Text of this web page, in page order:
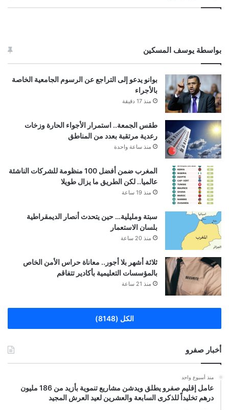
بواسطة يوسف المسكين
بوانو يدعو إلى التراجع عن الرسوم الجامعية الخاصة
بالأجراء
منذ 17 دقيقة
طقس الجمعة.. استمرار الأجواء الحارة وزخات
رعدية مرتقبة بعدد من المناطق
منذ ساعة واحدة
المغرب ضمن أفضل 100 منظومة للشركات الناشئة
عالميا.. لكن الطريق ما يزال طويلا
منذ 19 ساعة
سبتة ومليلية… حين يتحدث أنصار الديمقراطية
بلسان الاستعمار
منذ 20 ساعة
ثلاثة أشهر بلا أجور.. معاناة حراس الأمن الخاص
بالمؤسسات التعليمية بأكادير تتفاقم
منذ 21 ساعة
الكل (8148)
أخبار صفرو
منذ أسبوع واحد
عامل إقليم صفرو يطلق ويدشن مشاريع تنموية بأزيد من 186 مليون
درهم تخليداً للذكرى السابعة والعشرين لعيد العرش المجيد